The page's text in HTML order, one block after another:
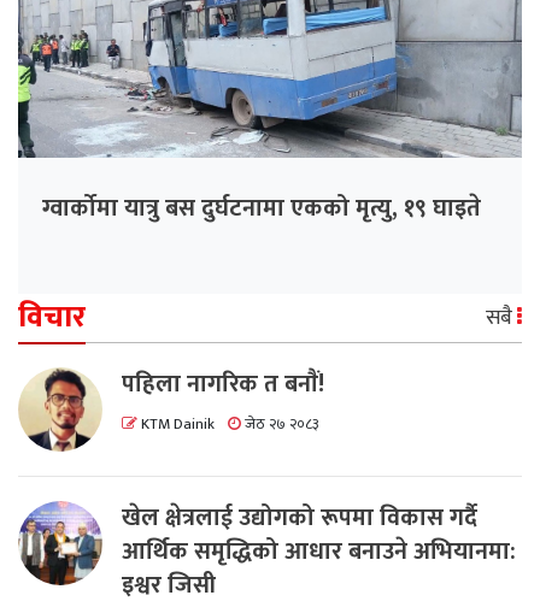
ग्वार्कोमा यात्रु बस दुर्घटनामा एकको मृत्यु, १९ घाइते
विचार सबै
पहिला नागरिक त बनाैं!
KTM Dainik जेठ २७ २०८३
खेल क्षेत्रलाई उद्योगको रूपमा विकास गर्दै
आर्थिक समृद्धिको आधार बनाउने अभियानमा:
इश्वर जिसी